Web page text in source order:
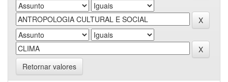
Retornar valores